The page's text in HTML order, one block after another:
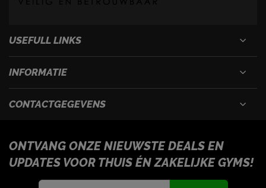
USEFULL LINKS
INFORMATIE
CONTACTGEGEVENS
ONTVANG ONZE NIEUWSTE DEALS EN
UPDATES VOOR THUIS ÉN ZAKELIJKE GYMS!